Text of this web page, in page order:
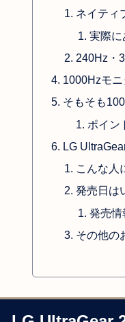
ネイティ
実際に
240Hz・
1000Hzモ
そもそも
ポイン
LG
こんな人
発売日は
発売情
その他の